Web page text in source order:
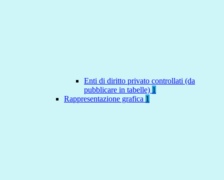
Enti di diritto privato controllati (da
pubblicare in tabelle) 1
Rappresentazione grafica 1